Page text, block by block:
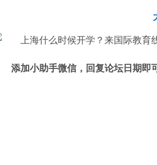
添加小助手微信，回复论坛日期即